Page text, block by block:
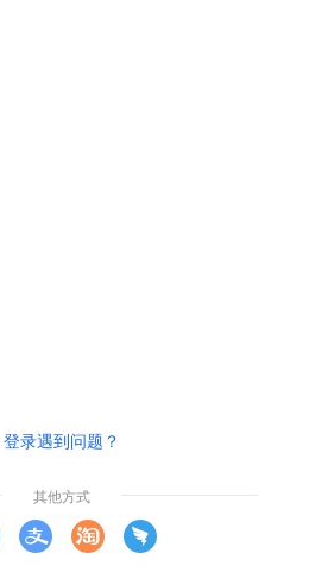
登录遇到问题？
其他方式